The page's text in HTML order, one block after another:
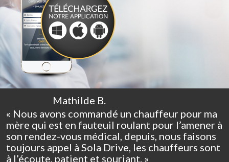
Mathilde B.
« Nous avons commandé un chauffeur pour ma
mère qui est en fauteuil roulant pour l’amener à
son rendez-vous médical, depuis, nous faisons
toujours appel à Sola Drive, les chauffeurs sont
à l’écoute, patient et souriant. »